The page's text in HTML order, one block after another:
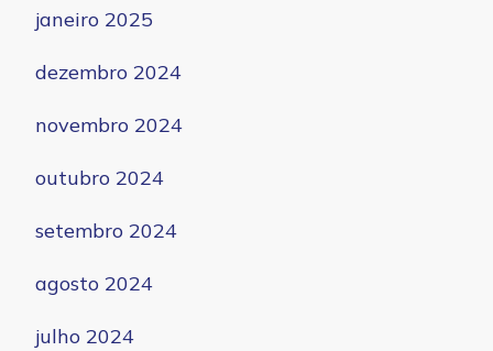
janeiro 2025
dezembro 2024
novembro 2024
outubro 2024
setembro 2024
agosto 2024
julho 2024